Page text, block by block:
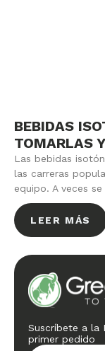
BEBIDAS
TOMARLAS
Las bebidas
las carreras
equipo. A veces
LEER MÁS
Suscríbete a la
primer pedido